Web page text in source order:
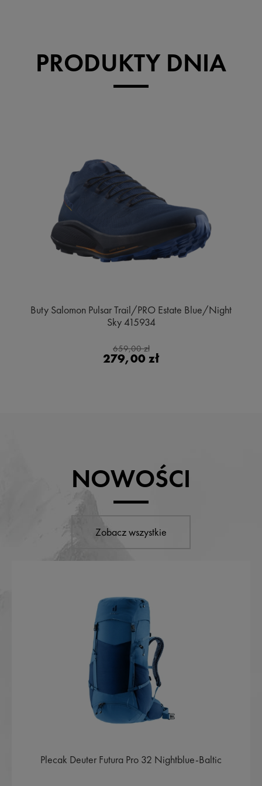
PRODUKTY DNIA
Buty Salomon Pulsar Trail/PRO Estate Blue/Night
Sky 415934
659,00 zł
279,00 zł
NOWOŚCI
Zobacz wszystkie
Plecak Deuter Futura Pro 32 Nightblue-Baltic